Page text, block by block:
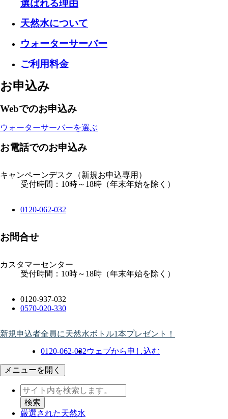
選ばれる理由
天然水について
ウォーターサーバー
ご利用料金
お申込み
Webでのお申込み
ウォーターサーバーを選ぶ
お電話でのお申込み
キャンペーンデスク
（新規お申込専用）
受付時間：10時～18時（年末年始を除く）
0120-062-032
お問合せ
カスタマーセンター
受付時間：10時～18時（年末年始を除く）
0120-937-032
0570-020-330
新規申込者全員に天然水ボトル1本プレゼント！
0120-062-032ウェブから申し込む
メニューを開く
厳選された天然水